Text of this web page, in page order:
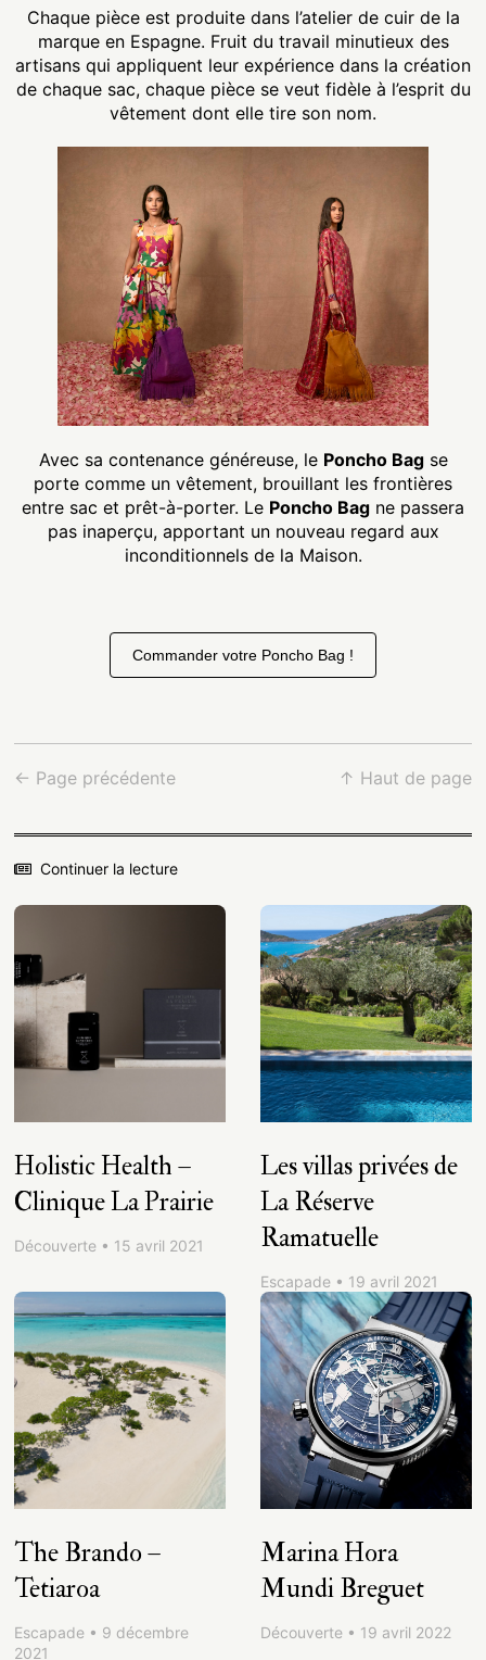
Chaque pièce est produite dans l’atelier de cuir de la
marque en Espagne. Fruit du travail minutieux des
artisans qui appliquent leur expérience dans la création
de chaque sac, chaque pièce se veut fidèle à l’esprit du
vêtement dont elle tire son nom.
Avec sa contenance généreuse, le Poncho Bagse
porte comme un vêtement, brouillant les frontières
entre sac et prêt-à-porter. Le Poncho Bag ne passera
pas inaperçu, apportant un nouveau regard aux
inconditionnels de la Maison.
Commander votre Poncho Bag !
← Page précédente ↑ Haut de page
Continuer la lecture
Holistic Health –
Clinique La Prairie
Découverte • 15 avril 2021
Les villas privées de
La Réserve
Ramatuelle
Escapade • 19 avril 2021
The Brando –
Tetiaroa
Escapade • 9 décembre
2021
Marina Hora
Mundi Breguet
Découverte • 19 avril 2022